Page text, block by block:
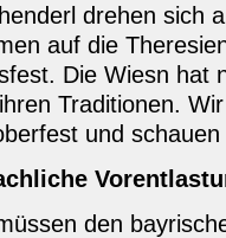
drehen sich
auf die
Die Wiesn hat
Traditionen.
und
den